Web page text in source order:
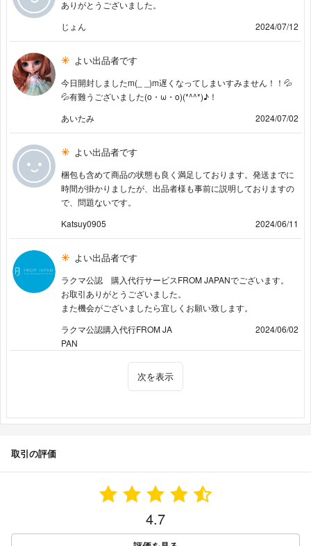
ありがとうございました。
じょん
2024/07/12
よい出品者です
今日開封しましたm(_ _)m遅くなってしまいすみません！！💦
💦有難うございました(o・ω・o)(*^^*)♪！
あいたみ
2024/07/02
よい出品者です
梱包も含めて商品の状態も良く満足しております。発送までに
時間が掛かりましたが、出品者様も事前に説明しておりますの
で、問題ないです。
Katsuy0905
2024/06/11
よい出品者です
ラクマ公認 購入代行サービスFROM JAPANでございます。
お取引ありがとうございました。
また機会がございましたら宜しくお願い致します。
ラクマ公認購入代行FROM JA
PAN
2024/06/02
次を表示
取引の評価
4.7